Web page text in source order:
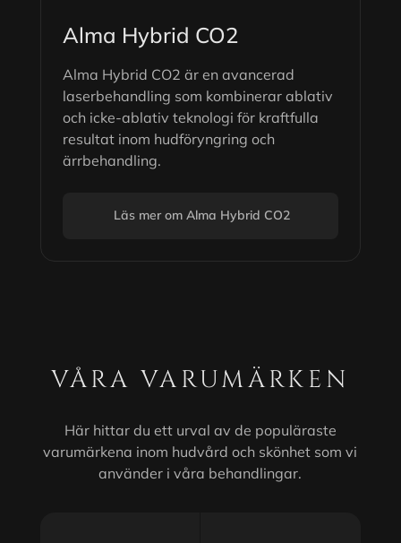
Alma Hybrid CO2
Alma Hybrid CO2 är en avancerad
laserbehandling som kombinerar ablativ
och icke-ablativ teknologi för kraftfulla
resultat inom hudföryngring och
ärrbehandling.
Läs mer om Alma Hybrid CO2
VÅRA VARUMÄRKEN
Här hittar du ett urval av de populäraste
varumärkena inom hudvård och skönhet som vi
använder i våra behandlingar.